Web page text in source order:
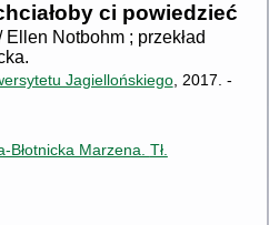
ci powiedzieć
Ellen Notbohm ; przekład
Jagiellońskiego, 2017. -
Błotnicka Marzena. Tł.